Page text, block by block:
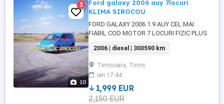
10
3
Ford galaxy 2006 auy 7locuri
KLIMA SIROCOU
FORD GALAXY 2006 1.9 AUY CEL MAI
FIABIL COD MOTOR 7 LOCURI FIZIC PLUS
GERMANIA UNIC PROPRIETAR RUDA DE
GR 1. FARA FILTRU DE PARTICULE. KM
ORIGINALI VERIFICABILI RAR SI FORD.
CARTE SERVICE FARA ACCIDENT SAU
RUGINA SE PREZINTA CONFORM
VÂRSTEI. NU A FACUT TRACTARI ...
2006 | diesel | 300590 km
Timisoara, Timis
ieri 17:44
1,999 EUR
2,150 EUR